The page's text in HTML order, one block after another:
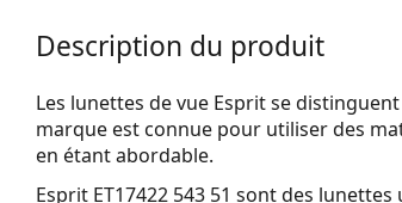
Description du produit
Les lunettes de vue Esprit se
marque est connue pour utiliser des
en étant abordable.
Esprit ET17422 543 51 sont des lunettes